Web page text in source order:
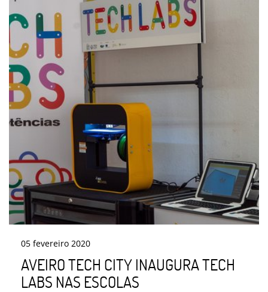
05 fevereiro 2020
AVEIRO TECH CITY INAUGURA TECH
LABS NAS ESCOLAS